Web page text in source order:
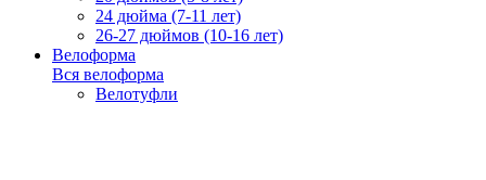
24 дюйма (7-11 лет)
26-27 дюймов (10-16 лет)
Велоформа
Вся велоформа
Велотуфли